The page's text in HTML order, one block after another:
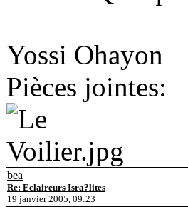
Yossi Ohayon
Pièces jointes:
bea
Re: Eclaireurs Isra?lites
19 janvier 2005, 09:23